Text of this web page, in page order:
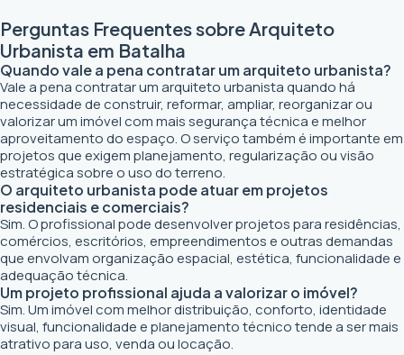
Perguntas Frequentes sobre Arquiteto
Urbanista em Batalha
Quando vale a pena contratar um arquiteto urbanista?
Vale a pena contratar um arquiteto urbanista quando há
necessidade de construir, reformar, ampliar, reorganizar ou
valorizar um imóvel com mais segurança técnica e melhor
aproveitamento do espaço. O serviço também é importante em
projetos que exigem planejamento, regularização ou visão
estratégica sobre o uso do terreno.
O arquiteto urbanista pode atuar em projetos
residenciais e comerciais?
Sim. O profissional pode desenvolver projetos para residências,
comércios, escritórios, empreendimentos e outras demandas
que envolvam organização espacial, estética, funcionalidade e
adequação técnica.
Um projeto profissional ajuda a valorizar o imóvel?
Sim. Um imóvel com melhor distribuição, conforto, identidade
visual, funcionalidade e planejamento técnico tende a ser mais
atrativo para uso, venda ou locação.